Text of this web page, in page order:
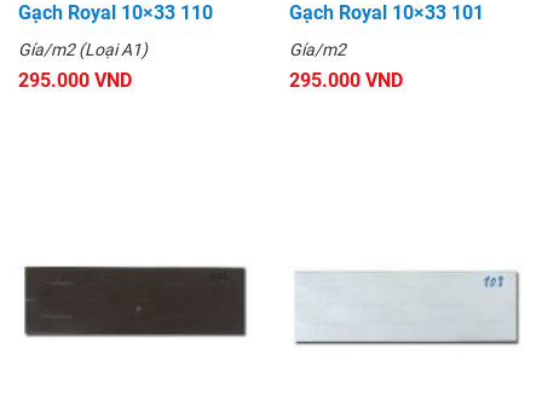
Gạch Royal 10×33 110
Gía/m2 (Loại A1)
295.000 VND
Gạch Royal 10×33 101
Gía/m2
295.000 VND